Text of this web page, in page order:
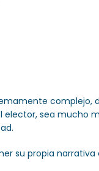
sea mucho
su propia